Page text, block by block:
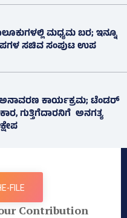
ಮಧ್ಯಮ ಬರ; ಇನ್ನೂ
ಸಚಿವ ಸಂಪುಟ ಉಪ
ಅನಾವರಣ ಕಾರ್ಯಕ್ರಮ; ಟೆಂಡರ್
ಗುತ್ತಿಗೆದಾರನಿಗೆ ಅನಗತ್ಯ
FILE
Contribution